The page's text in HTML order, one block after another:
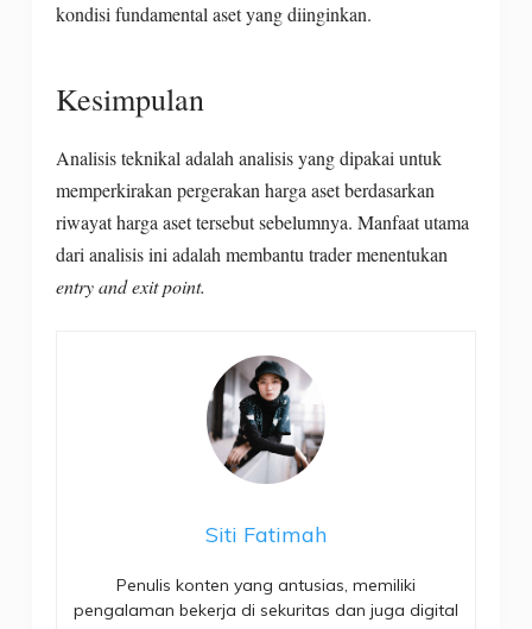
kondisi fundamental aset yang diinginkan.
Kesimpulan
Analisis teknikal adalah analisis yang dipakai untuk
memperkirakan pergerakan harga aset berdasarkan
riwayat harga aset tersebut sebelumnya. Manfaat utama
dari analisis ini adalah membantu trader menentukan
entry and exit point.
Siti Fatimah
Penulis konten yang antusias, memiliki
pengalaman bekerja di sekuritas dan juga digital